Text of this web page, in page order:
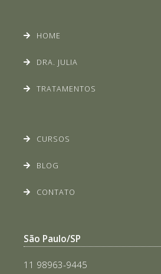
HOME
DRA. JULIA
TRATAMENTOS
CURSOS
BLOG
CONTATO
São Paulo/SP
11 98963-9445